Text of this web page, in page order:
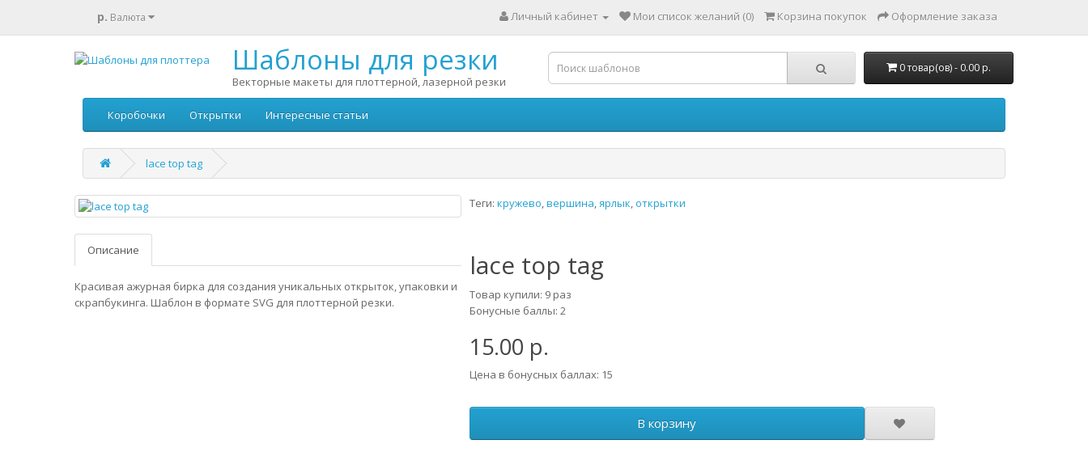
р. Валюта Личный кабинет Мои список желаний (0) Корзина покупок Оформление заказа
Шаблоны для резки
Векторные макеты для плоттерной, лазерной резки
0 товар(ов) - 0.00 р.
Коробочки Открытки Интересные статьи
lace top tag
Описание
Красивая ажурная бирка для создания уникальных открыток, упаковки и
скрапбукинга. Шаблон в формате SVG для плоттерной резки.
Теги: кружево,вершина,ярлык,открытки
lace top tag
Товар купили: 9 раз
Бонусные баллы: 2
15.00 р.
Цена в бонусных баллах: 15
В корзину